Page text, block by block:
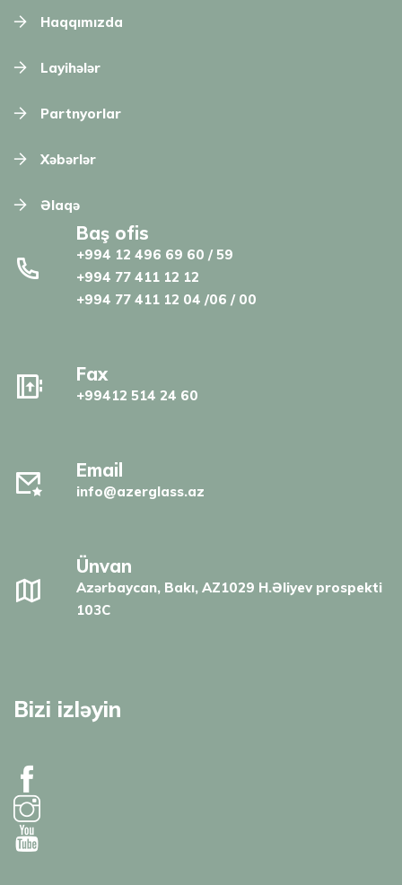
Baş ofis
+994 12 496 69 60 / 59
+994 77 411 12 12
+994 77 411 12 04 /06 / 00
Fax
+99412 514 24 60
Email
info@azerglass.az
Ünvan
Azərbaycan, Bakı, AZ1029 H.Əliyev prospekti
103C
Haqqımızda
Layihələr
Partnyorlar
Xəbərlər
Əlaqə
Bizi izləyin